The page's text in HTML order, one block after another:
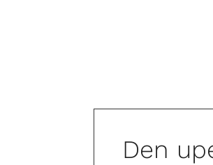
Den